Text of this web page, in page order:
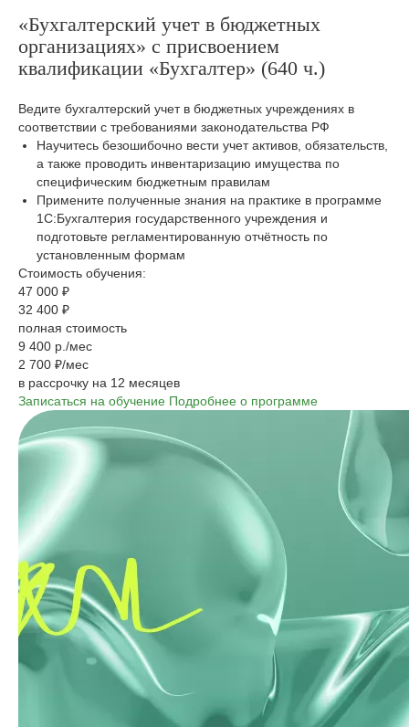
«Бухгалтерский учет в бюджетных
организациях» с присвоением
квалификации «Бухгалтер» (640 ч.)
Ведите бухгалтерский учет в бюджетных учреждениях в
соответствии с требованиями законодательства РФ
Научитесь безошибочно вести учет активов, обязательств,
а также проводить инвентаризацию имущества по
специфическим бюджетным правилам
Примените полученные знания на практике в программе
1С:Бухгалтерия государственного учреждения и
подготовьте регламентированную отчётность по
установленным формам
Стоимость обучения:
47 000 ₽
32 400 ₽
полная стоимость
9 400 р./мес
2 700 ₽/мес
в рассрочку на 12 месяцев
Записаться на обучение Подробнее о программе